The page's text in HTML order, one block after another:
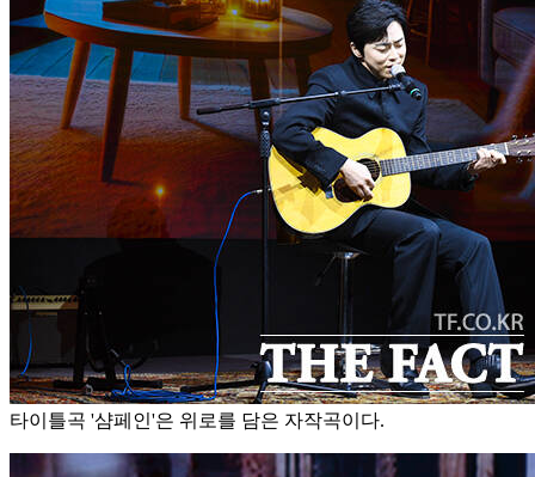
타이틀곡 '샴페인'은 위로를 담은 자작곡이다.